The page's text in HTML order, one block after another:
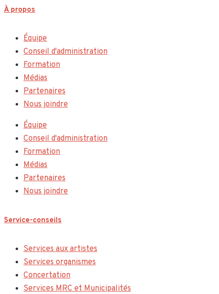
À propos
Équipe
Conseil d'administration
Formation
Médias
Partenaires
Nous joindre
Équipe
Conseil d'administration
Formation
Médias
Partenaires
Nous joindre
Service-conseils
Services aux artistes
Services organismes
Concertation
Services MRC et Municipalités